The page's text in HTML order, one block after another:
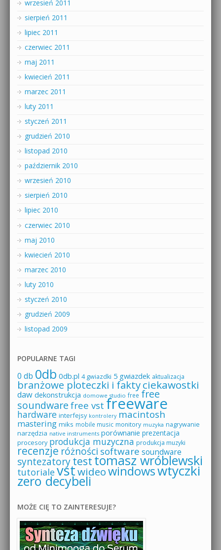
wrzesień 2011
sierpień 2011
lipiec 2011
czerwiec 2011
maj 2011
kwiecień 2011
marzec 2011
luty 2011
styczeń 2011
grudzień 2010
listopad 2010
październik 2010
wrzesień 2010
sierpień 2010
lipiec 2010
czerwiec 2010
maj 2010
kwiecień 2010
marzec 2010
luty 2010
styczeń 2010
grudzień 2009
listopad 2009
POPULARNE TAGI
0 db 0db 0db.pl 4 gwiazdki 5 gwiazdek aktualizacja
branżowe ploteczki i faktyciekawostki
daw dekonstrukcja domowe studio free free
soundware free vst freeware
hardware interfejsy kontrolery macintosh
mastering miks mobile music monitory muzyka nagrywanie
narzędzia native instruments porównanie prezentacja
procesory produkcja muzyczna produkcja muzyki
recenzje różności software soundware
syntezatorytesttomasz wróblewski
tutoriale vstwideowindowswtyczki
zero decybeli
MOŻE CIĘ TO ZAINTERESUJE?